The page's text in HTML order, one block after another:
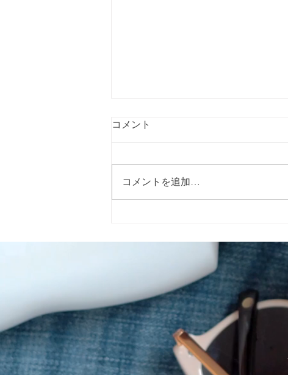
コメント
コメントを追加…